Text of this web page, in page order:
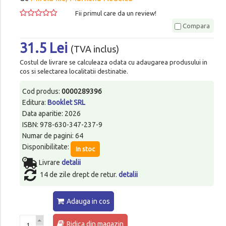
Fii primul care da un review!
Compara
31.5 Lei (TVA inclus)
Costul de livrare se calculeaza odata cu adaugarea produsului in
cos si selectarea localitatii destinatie.
Cod produs: 0000289396
Editura: Booklet SRL
Data aparitie: 2026
ISBN: 978-630-347-237-9
Numar de pagini: 64
Disponibilitate:
In stoc
Livrare detalii
14 de zile drept de retur. detalii
Adauga in cos
Ridica din magazin